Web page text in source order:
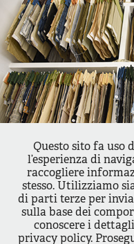
↑
Questo sito fa uso
l’esperienza di
raccogliere
stesso. Utilizziamo
di parti terze per
sulla base dei
conoscere i
privacy policy.